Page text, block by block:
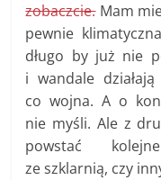
zobaczcie.Mam
pewnie
długo by już nie
i wandale
co wojna. A o
nie myśli. Ale z
powstać
ze szklarnią, czy